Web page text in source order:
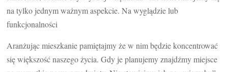
na tylko jednym ważnym aspekcie. Na wyglądzie lub
funkcjonalności
Aranżując mieszkanie pamiętajmy że w nim będzie koncentrować
się większość naszego życia. Gdy je planujemy znajdźmy miejsce